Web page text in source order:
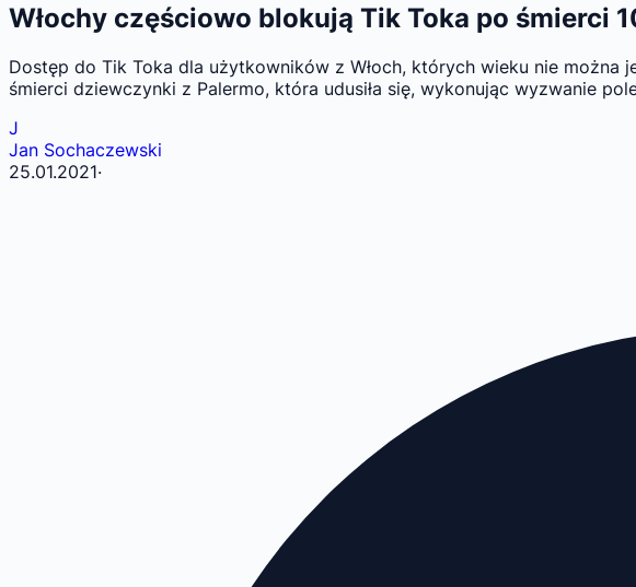
Włochy częściowo blokują Tik Toka po śmierci
Dostęp do Tik Toka dla użytkowników z Włoch, których wieku nie
śmierci dziewczynki z Palermo, która udusiła się, wykonując wyzwanie
J
Jan Sochaczewski
25.01.2021·